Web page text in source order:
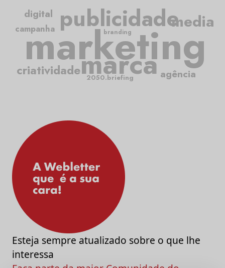
marketing
publicidade
marca
criatividade
campanha media
agência
digital
2050.briefing
branding
Esteja sempre atualizado sobre o que lhe
interessa